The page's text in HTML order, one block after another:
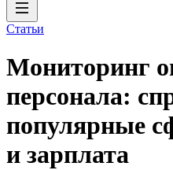
Статьи
Мониторинг
персонала:
популярные
и зарплата